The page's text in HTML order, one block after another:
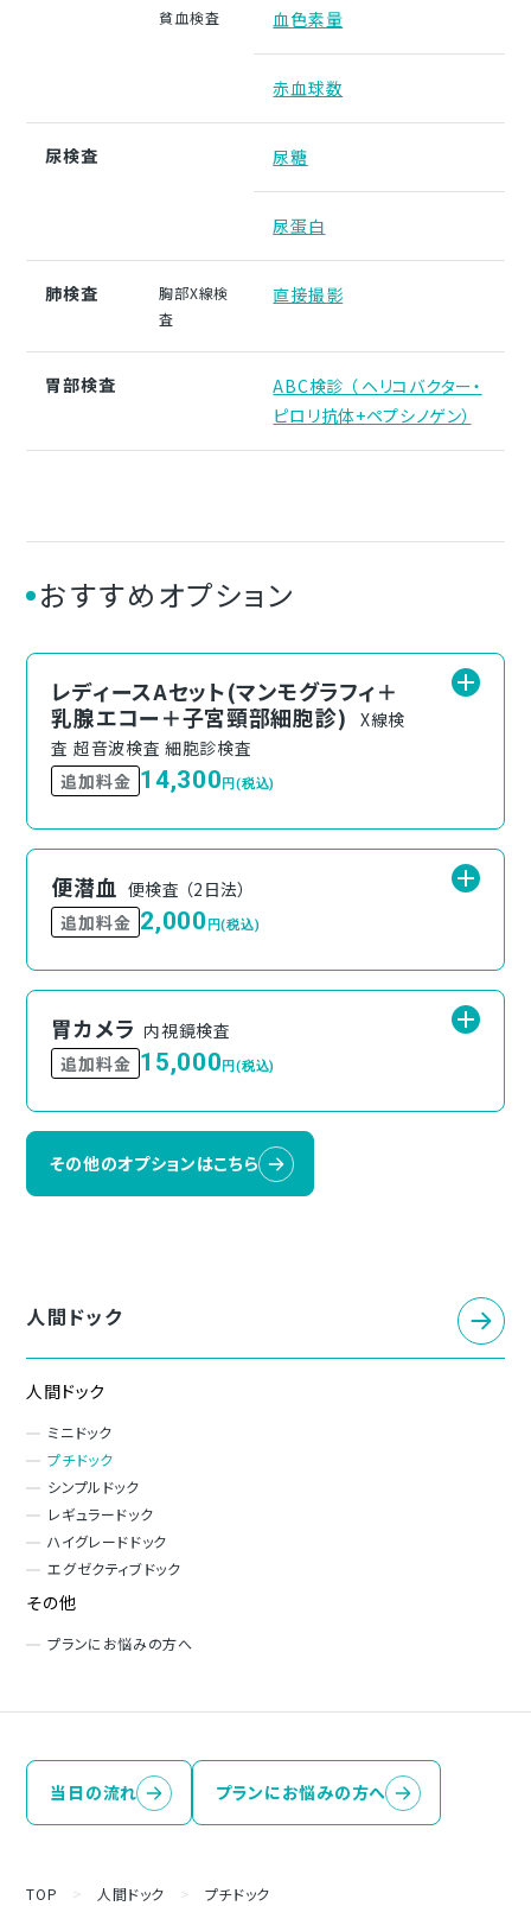
人間ドック
人間ドック
ミニドック
プチドック
シンプルドック
レギュラードック
ハイグレードドック
エグゼクティブドック
その他
プランにお悩みの方へ
貧血検査 血色素量
赤血球数
尿検査 尿糖
尿蛋白
肺検査
胸部X線検
査
直接撮影
胃部検査
ABC検診 （ ヘリコバクター・
ピロリ抗体+ペプシノゲン）
おすすめオプション
レディースAセット(マンモグラフィ＋
乳腺エコー＋子宮頸部細胞診)
X線検
査 超音波検査 細胞診検査
追加料金 14,300 円(税込)
便潜血 便検査 （2日法）
追加料金 2,000 円(税込)
胃カメラ 内視鏡検査
追加料金 15,000 円(税込)
その他のオプションはこちら
当日の流れ プランにお悩みの方へ
TOP > 人間ドック > プチドック